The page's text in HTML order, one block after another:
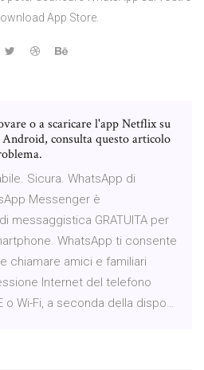
App Store.
o a scaricare l'app Netflix su
consulta questo articolo
Sicura. WhatsApp di
Messenger è
messaggistica GRATUITA per
WhatsApp ti consente
chiamare amici e familiari
Internet del telefono
o Wi-Fi, a seconda della dispo…